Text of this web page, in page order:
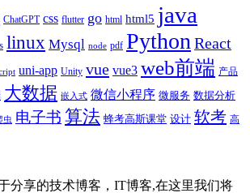
ChatGPT css flutter go html html5 java
linux Mysql node pdf Python React
uni-app Unity vue vue3 web前端 产品
大数据 嵌入式 微信小程序 微服务 数据分析
虫 电子书 算法 蜂考高斯课堂 设计 软考 高
分享的技术博客，IT博客,在这里我们将